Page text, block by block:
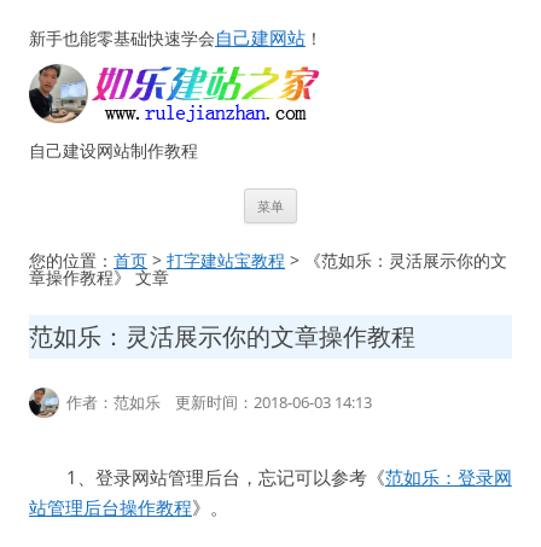
新手也能零基础快速学会自己建网站 ！
自己建设网站制作教程
菜单
您的位置： 首页 > 打字建站宝教程 > 《范如乐：灵活展示你的文
章操作教程》 文章
范如乐：灵活展示你的文章操作教程
作者：范如乐 更新时间：2018-06-03 14:13
1、登录网站管理后台，忘记可以参考《范如乐：登录网
站管理后台操作教程》。